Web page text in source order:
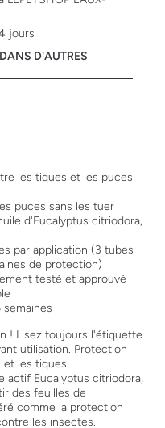
jours
D'AUTRES
les tiques et les puces
puces sans les tuer
d'Eucalyptus citriodora,
par application (3 tubes
de protection)
testé et approuvé
! Lisez toujours l'étiquette
utilisation. Protection
et les tiques
actif Eucalyptus citriodora,
des feuilles de
comme la protection
les insectes.